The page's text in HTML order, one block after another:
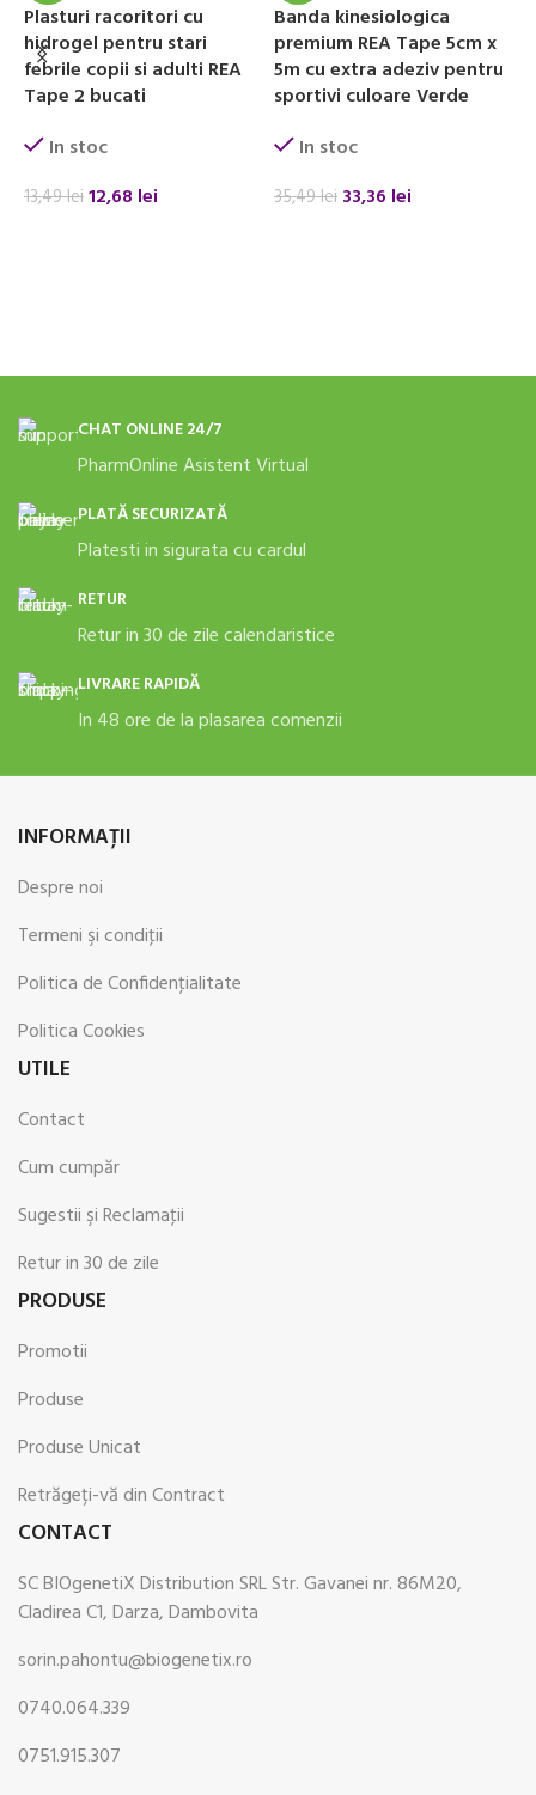
Plasturi racoritori cu
hidrogel pentru stari
febrile copii si adulti REA
Tape 2 bucati
In stoc
13,49lei12,68 lei
Banda kinesiologica
premium REA Tape 5cm x
5m cu extra adeziv pentru
sportivi culoare Verde
In stoc
35,49lei 33,36 lei
CHAT ONLINE 24/7
PharmOnline Asistent Virtual
PLATĂ SECURIZATĂ
Platesti in sigurata cu cardul
RETUR
Retur in 30 de zile calendaristice
LIVRARE RAPIDĂ
In 48 ore de la plasarea comenzii
INFORMAŢII
Despre noi
Termeni şi condiţii
Politica de Confidenţialitate
Politica Cookies
UTILE
Contact
Cum cumpăr
Sugestii şi Reclamaţii
Retur in 30 de zile
PRODUSE
Promotii
Produse
Produse Unicat
Retrăgeți-vă din Contract
CONTACT
SC BIOgenetiX Distribution SRL Str. Gavanei nr. 86M20,
Cladirea C1, Darza, Dambovita
sorin.pahontu@biogenetix.ro
0740.064.339
0751.915.307